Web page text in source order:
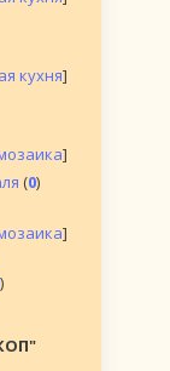
кухня]
]
(0)
]
)